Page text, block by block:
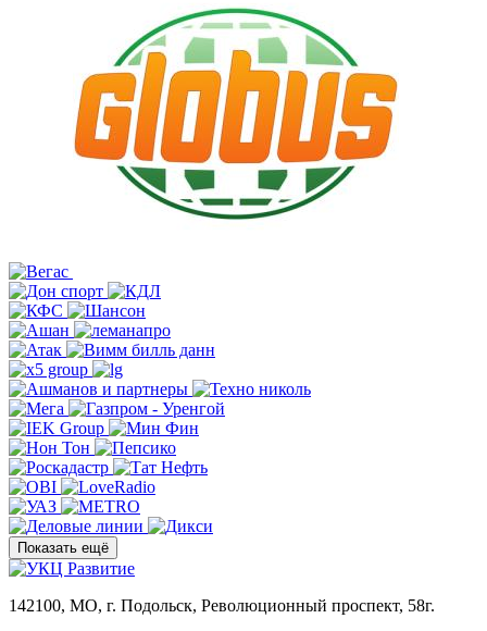
Показать ещё
142100, МО, г. Подольск, Революционный проспект, 58г.